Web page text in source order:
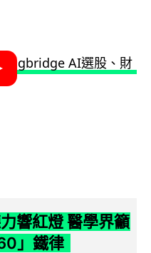
響紅燈 醫學界籲
」鐵律